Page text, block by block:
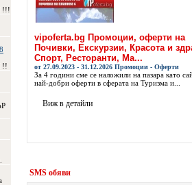
!!!
!!
vipoferta.bg Промоции, оферти на
Почивки, Екскурзии, Красота и
Спорт, Ресторанти, Ма...
от 27.09.2023 - 31.12.2026 Промоции - Оферти
За 4 години сме се наложили на пазара като
най-добри оферти в сферата на Туризма и...
Виж в детайли